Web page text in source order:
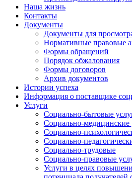
Наша жизнь
Контакты
Документы
Документы для
Нормативные правовые
Формы обращений
Порядок обжалования
Формы договоров
Архив документов
Истории успеха
Информация о поставщике
Услуги
Социально-бытовые
Социально-медицинские
Социально-
Социально-
Социально-трудовые
Социально-правовые
Услуги в целях